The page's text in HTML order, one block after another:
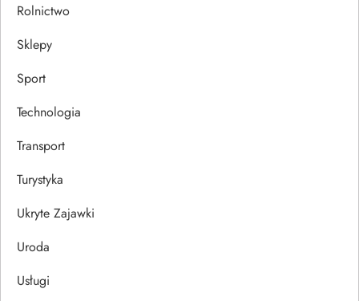
Rolnictwo
Sklepy
Sport
Technologia
Transport
Turystyka
Ukryte Zajawki
Uroda
Usługi